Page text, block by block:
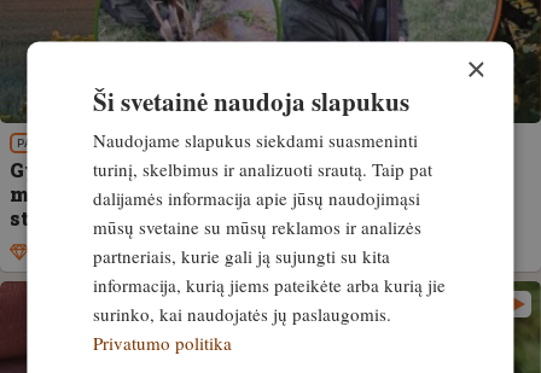
PATIRTIS
Gyvenimo trofėjus. Populiarios medžiotojų
muzikinės grupės lyderis sumedžiojo išskirtinį
stirniną
Išskirtinis 12. birželis, 2025
×
Ši svetainė naudoja slapukus
Naudojame slapukus siekdami suasmeninti
turinį, skelbimus ir analizuoti srautą. Taip pat
dalijamės informacija apie jūsų naudojimąsi
mūsų svetaine su mūsų reklamos ir analizės
partneriais, kurie gali ją sujungti su kita
informacija, kurią jiems pateikėte arba kurią jie
surinko, kai naudojatės jų paslaugomis.
Privatumo politika